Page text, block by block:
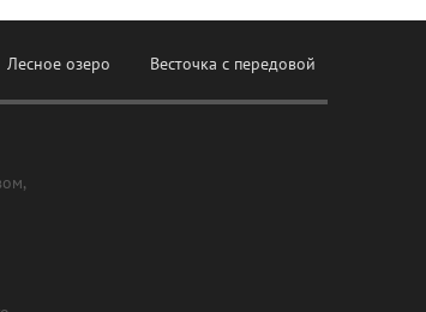
Лесное озеро Весточка с передовой